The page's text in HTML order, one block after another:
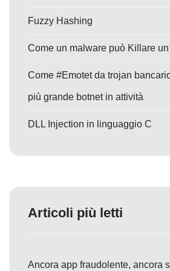
Fuzzy Hashing
Come un malware può Killare
Come #Emotet da trojan
più grande botnet in attività
DLL Injection in linguaggio C
Articoli più letti
Ancora app fraudolente, ancora